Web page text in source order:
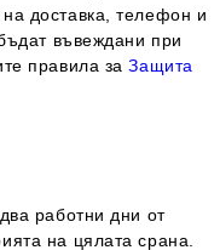
доставка, телефон и
въвеждани при
правила заЗащита
работни дни от
на цялата срана.